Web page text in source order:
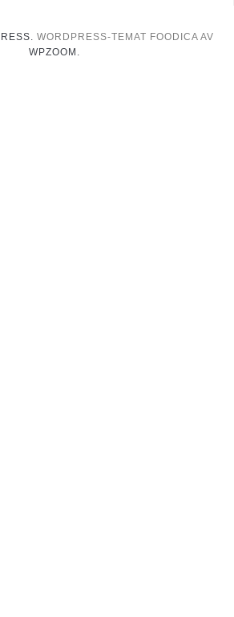
WORDPRESS-TEMAT FOODICA AV
WPZOOM.